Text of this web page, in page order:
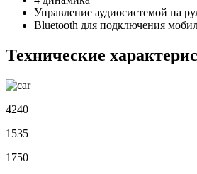
Управление аудиосистемой на
Bluetooth для подключения
Технические
4240
1535
1750